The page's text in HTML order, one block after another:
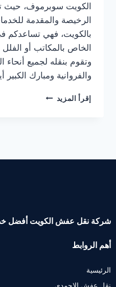
الكويت سوبرموف، حيث
الرخيصة والمقدمة
بالكويت، فهي تساعدكم
الخاص بالمكاتب أو الفلل
وتقوم بنقله لجميع
والفروانية ومبارك الكبير
إقرأ المزيد
شركة نقل عفش الكويت أفضل
أهم الروابط
الرئيسية